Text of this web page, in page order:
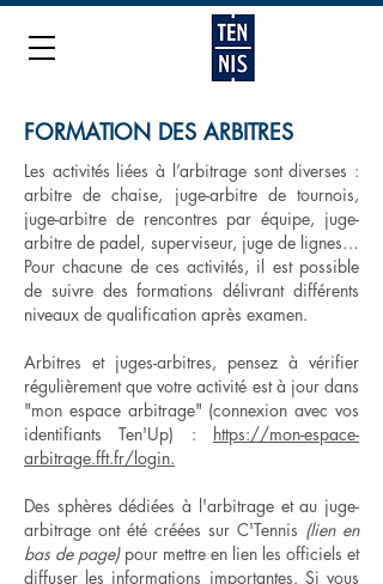
FORMATION DES ARBITRES
Les activités liées à l’arbitrage sont diverses :
arbitre de chaise, juge-arbitre de tournois,
juge-arbitre de rencontres par équipe, juge-
arbitre de padel, superviseur, juge de lignes…
Pour chacune de ces activités, il est possible
de suivre des formations délivrant différents
niveaux de qualification après examen.
Arbitres et juges-arbitres, pensez à vérifier
régulièrement que votre activité est à jour dans
"mon espace arbitrage" (connexion avec vos
identifiants Ten'Up) : https://mon-espace-
arbitrage.fft.fr/login.
Des sphères dédiées à l'arbitrage et au juge-
arbitrage ont été créées sur C'Tennis (lien en
bas de page)pour mettre en lien les officiels et
diffuser les informations importantes. Si vous